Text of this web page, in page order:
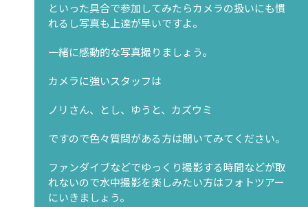
といった具合で参加してみたらカメラの扱いにも慣
れるし写真も上達が早いですよ。
一緒に感動的な写真撮りましょう。
カメラに強いスタッフは
ノリさん、とし、ゆうと、カズウミ
ですので色々質問がある方は聞いてみてください。
ファンダイブなどでゆっくり撮影する時間などが取
れないので水中撮影を楽しみたい方はフォトツアー
にいきましょう。